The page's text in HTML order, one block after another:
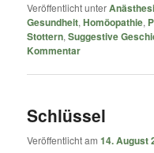
Veröffentlicht unter
Gesundheit,Homöopathie,
Stottern,Suggestive
Kommentar
Schlüssel
Veröffentlicht am14. August